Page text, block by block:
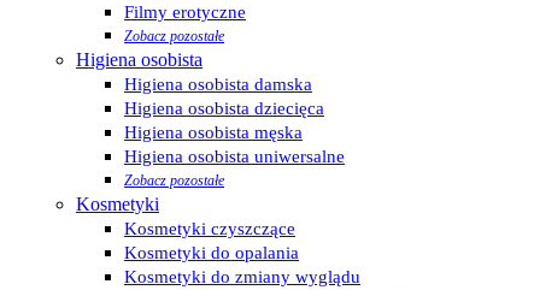
Filmy erotyczne
Zobacz pozostałe
Higiena osobista
Higiena osobista damska
Higiena osobista dziecięca
Higiena osobista męska
Higiena osobista uniwersalne
Zobacz pozostałe
Kosmetyki
Kosmetyki czyszczące
Kosmetyki do opalania
Kosmetyki do zmiany wyglądu